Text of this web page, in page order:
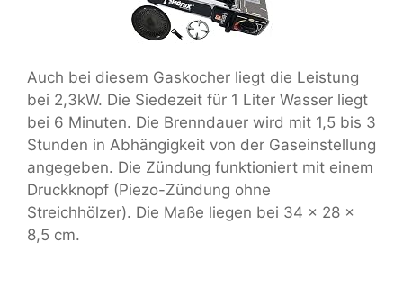
Auch bei diesem Gaskocher liegt die Leistung
bei 2,3kW. Die Siedezeit für 1 Liter Wasser liegt
bei 6 Minuten. Die Brenndauer wird mit 1,5 bis 3
Stunden in Abhängigkeit von der Gaseinstellung
angegeben. Die Zündung funktioniert mit einem
Druckknopf (Piezo-Zündung ohne
Streichhölzer). Die Maße liegen bei 34 x 28 x
8,5 cm.